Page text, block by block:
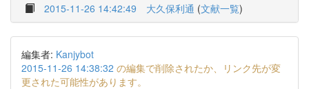
2015-11-26 14:42:49 大久保利通 (文献一覧)
編集者: Kanjybot
2015-11-26 14:38:32 の編集で削除されたか、リンク先が変
更された可能性があります。